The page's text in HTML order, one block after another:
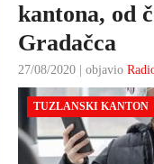
kantona, od
Gradačca
27/08/2020 | objavio
TUZLANSKI KANTON